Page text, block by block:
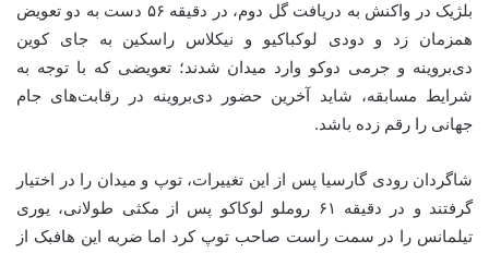
بلژیک در واکنش به دریافت گل دوم، در دقیقه ۵۶ دست به دو تعویض
همزمان زد و دودی لوکباکیو و نیکلاس راسکین به جای کوین
دی‌بروینه و جرمی دوکو وارد میدان شدند؛ تعویضی که با توجه به
شرایط مسابقه، شاید آخرین حضور دی‌بروینه در رقابت‌های جام
جهانی را رقم زده باشد.
شاگردان رودی گارسیا پس از این تغییرات، توپ و میدان را در اختیار
گرفتند و در دقیقه ۶۱ روملو لوکاکو پس از مکثی طولانی، یوری
تیلمانس را در سمت راست صاحب توپ کرد اما ضربه این هافبک از